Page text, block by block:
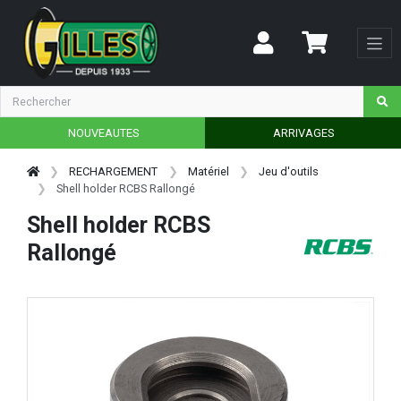
NOUVEAUTES ARRIVAGES
RECHARGEMENT Matériel
Jeu d'outils
Shell holder RCBS Rallongé
Shell holder RCBS
Rallongé